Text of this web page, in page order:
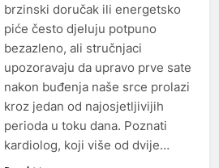
brzinski doručak ili energetsko
piće često djeluju potpuno
bezazleno, ali stručnjaci
upozoravaju da upravo prve sate
nakon buđenja naše srce prolazi
kroz jedan od najosjetljivijih
perioda u toku dana. Poznati
kardiolog, koji više od dvije…